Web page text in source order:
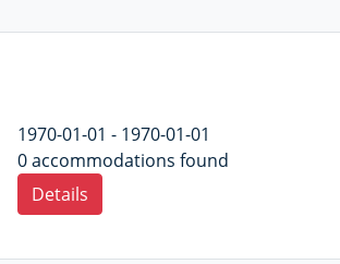
1970-01-01 - 1970-01-01
0 accommodations found
Details